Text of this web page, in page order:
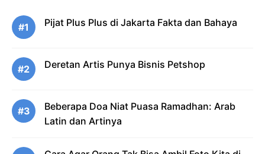
#1 Pijat Plus Plus di Jakarta Fakta dan Bahaya
#2 Deretan Artis Punya Bisnis Petshop
#3
Beberapa Doa Niat Puasa Ramadhan: Arab
Latin dan Artinya